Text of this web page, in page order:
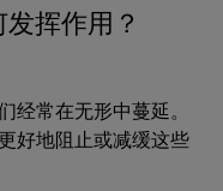
挥作用？
经常在无形中蔓延。
好地阻止或减缓这些